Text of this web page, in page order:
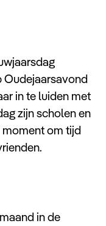
Oudejaarsavond
in te luiden met
zijn scholen en
moment om tijd
in de